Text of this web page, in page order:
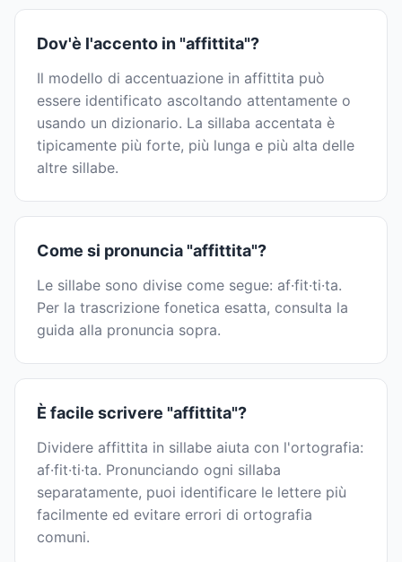
Dov'è l'accento in "affittita"?
Il modello di accentuazione in affittita può
essere identificato ascoltando attentamente o
usando un dizionario. La sillaba accentata è
tipicamente più forte, più lunga e più alta delle
altre sillabe.
Come si pronuncia "affittita"?
Le sillabe sono divise come segue: af·fit·ti·ta.
Per la trascrizione fonetica esatta, consulta la
guida alla pronuncia sopra.
È facile scrivere "affittita"?
Dividere affittita in sillabe aiuta con l'ortografia:
af·fit·ti·ta. Pronunciando ogni sillaba
separatamente, puoi identificare le lettere più
facilmente ed evitare errori di ortografia
comuni.